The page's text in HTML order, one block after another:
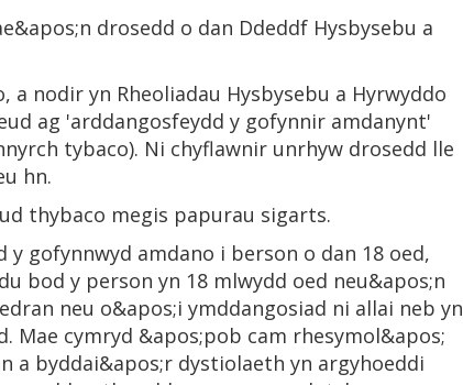
drosedd o dan Ddeddf Hysbysebu a
nodir yn Rheoliadau Hysbysebu a Hyrwyddo
ag 'arddangosfeydd y gofynnir amdanynt'
tybaco). Ni chyflawnir unrhyw drosedd lle
hn.
thybaco megis papurau sigarts.
gofynnwyd amdano i berson o dan 18 oed,
bod y person yn 18 mlwydd oed neu&apos;n
neu o&apos;i ymddangosiad ni allai neb yn
Mae cymryd &apos;pob cam rhesymol&apos;
a byddai&apos;r dystiolaeth yn argyhoeddi